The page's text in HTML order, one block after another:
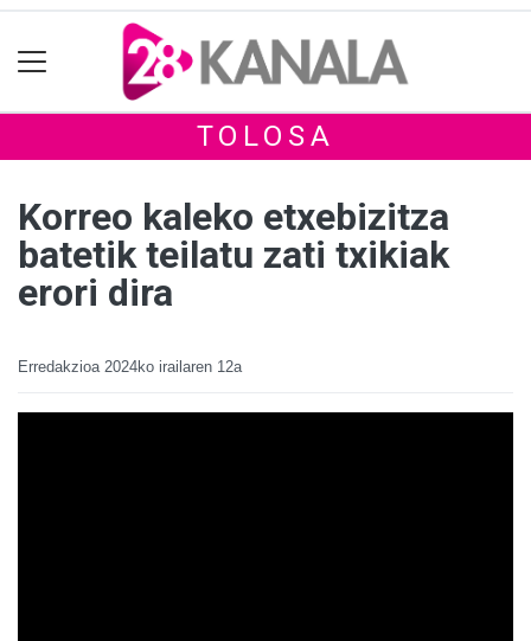
TOLOSA
Korreo kaleko etxebizitza
batetik teilatu zati txikiak
erori dira
Erredakzioa 2024ko irailaren 12a